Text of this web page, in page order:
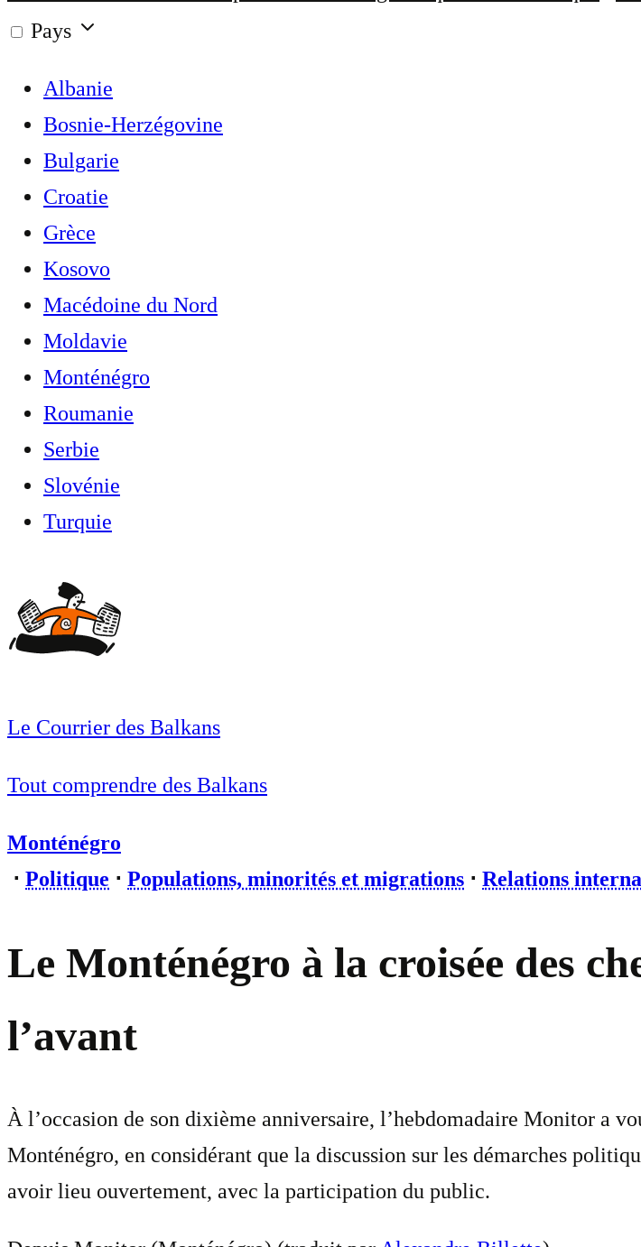
Pays
Albanie
Bosnie-Herzégovine
Bulgarie
Croatie
Grèce
Kosovo
Macédoine du Nord
Moldavie
Monténégro
Roumanie
Serbie
Slovénie
Turquie
Le Courrier des Balkans
Tout comprendre des Balkans
Monténégro
⋅ Politique ⋅ Populations, minorités et migrations ⋅ Relations
Le Monténégro à la croisée des
l’avant
À l’occasion de son dixième anniversaire, l’hebdomadaire Monitor a
Monténégro, en considérant que la discussion sur les démarches
avoir lieu ouvertement, avec la participation du public.